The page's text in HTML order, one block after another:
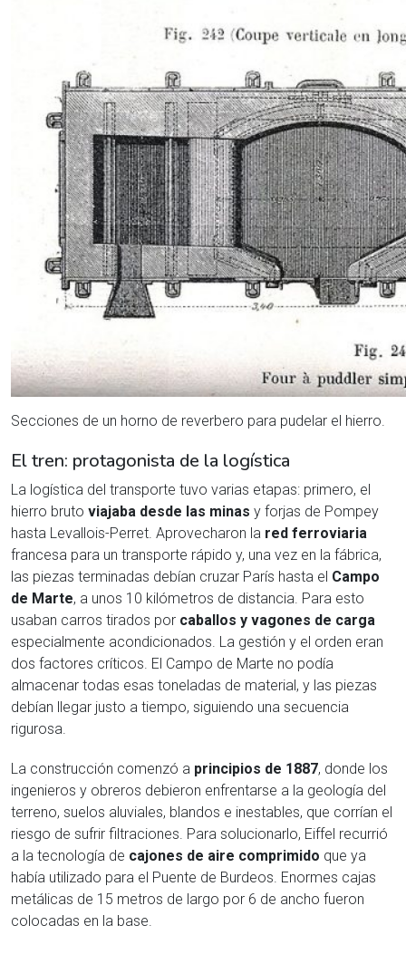
Secciones de un horno de reverbero para pudelar el hierro.
El tren: protagonista de la logística
La logística del transporte tuvo varias etapas: primero, el
hierro bruto viajaba desde las minas y forjas de Pompey
hasta Levallois-Perret. Aprovecharon la red ferroviaria
francesa para un transporte rápido y, una vez en la fábrica,
las piezas terminadas debían cruzar París hasta el Campo
de Marte, a unos 10 kilómetros de distancia. Para esto
usaban carros tirados por caballos y vagones de carga
especialmente acondicionados. La gestión y el orden eran
dos factores críticos. El Campo de Marte no podía
almacenar todas esas toneladas de material, y las piezas
debían llegar justo a tiempo, siguiendo una secuencia
rigurosa.
La construcción comenzó a principios de 1887, donde los
ingenieros y obreros debieron enfrentarse a la geología del
terreno, suelos aluviales, blandos e inestables, que corrían el
riesgo de sufrir filtraciones. Para solucionarlo, Eiffel recurrió
a la tecnología de cajones de aire comprimido que ya
había utilizado para el Puente de Burdeos. Enormes cajas
metálicas de 15 metros de largo por 6 de ancho fueron
colocadas en la base.